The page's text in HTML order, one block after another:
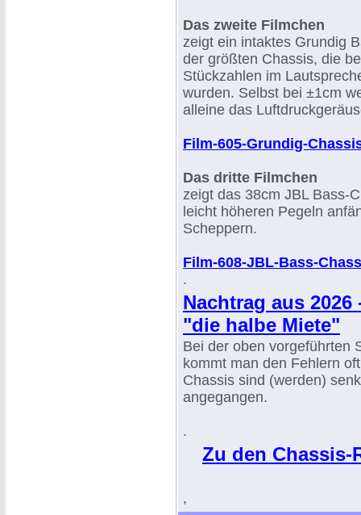
Das zweite Filmchen
zeigt ein intaktes Grundig
der größten Chassis, die
Stückzahlen im
wurden. Selbst bei ±1cm
alleine das
Film-605-Grundig-
Das dritte Filmchen
zeigt das 38cm JBL Bass-
leicht höheren Pegeln
Scheppern.
Film-608-JBL-Bass-
.
Nachtrag aus
"die halbe Miete"
Bei der oben vorgeführten
kommt man den Fehlern
Chassis sind (werden)
angegangen.
.
Zu den Chassis-
,